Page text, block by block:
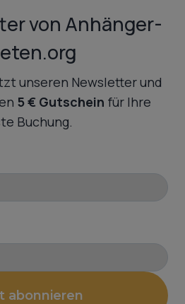
von Anhänger-
unseren Newsletter und
5 € Gutschein für Ihre
Buchung.
abonnieren